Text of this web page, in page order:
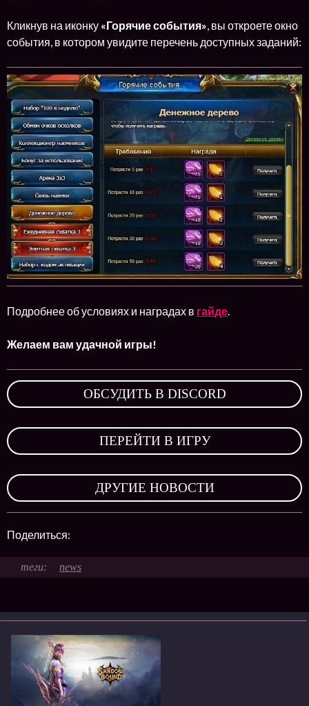
Кликнув на иконку «Горячие события», вы откроете окно
события, в котором увидите перечень доступных заданий:
Подробнее об условиях и наградах в гайде.
Желаем вам удачной игры!
ОБСУДИТЬ В DISCORD
ПЕРЕЙТИ В ИГРУ
ДРУГИЕ НОВОСТИ
Поделиться:
news